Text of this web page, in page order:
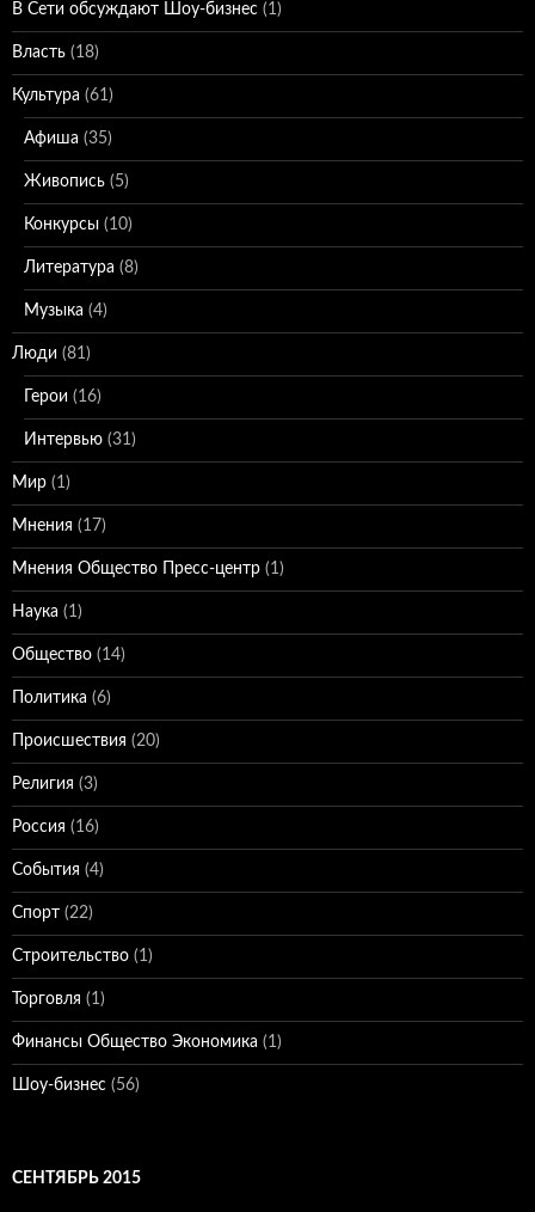
В Сети обсуждают Шоу-бизнес (1)
Власть (18)
Культура (61)
Афиша (35)
Живопись (5)
Конкурсы (10)
Литература (8)
Музыка (4)
Люди (81)
Герои (16)
Интервью (31)
Мир (1)
Мнения (17)
Мнения Общество Пресс-центр (1)
Наука (1)
Общество (14)
Политика (6)
Происшествия (20)
Религия (3)
Россия (16)
События (4)
Спорт (22)
Строительство (1)
Торговля (1)
Финансы Общество Экономика (1)
Шоу-бизнес (56)
СЕНТЯБРЬ 2015